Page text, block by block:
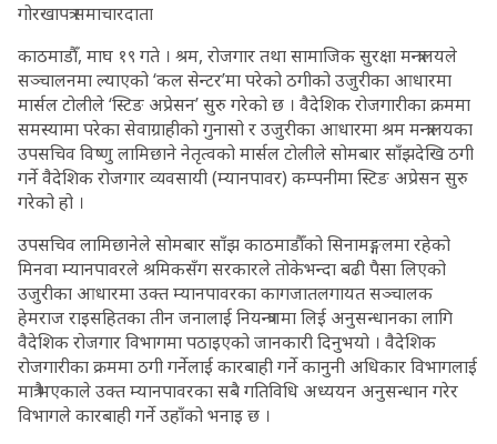
गोरखापत्र समाचारदाता
काठमाडौँ, माघ १९ गते । श्रम, रोजगार तथा सामाजिक सुरक्षा मन्त्रालयले
सञ्चालनमा ल्याएको ‘कल सेन्टर’मा परेको ठगीको उजुरीका आधारमा
मार्सल टोलीले ‘स्टिङ अप्रेसन’ सुरु गरेको छ । वैदेशिक रोजगारीका क्रममा
समस्यामा परेका सेवाग्राहीको गुनासो र उजुरीका आधारमा श्रम मन्त्रालयका
उपसचिव विष्णु लामिछाने नेतृत्वको मार्सल टोलीले सोमबार साँझदेखि ठगी
गर्ने वैदेशिक रोजगार व्यवसायी (म्यानपावर) कम्पनीमा स्टिङ अप्रेसन सुरु
गरेको हो ।
उपसचिव लामिछानेले सोमबार साँझ काठमाडौँको सिनामङ्गलमा रहेको
मिनवा म्यानपावरले श्रमिकसँग सरकारले तोकेभन्दा बढी पैसा लिएको
उजुरीका आधारमा उक्त म्यानपावरका कागजातलगायत सञ्चालक
हेमराज राइसहितका तीन जनालाई नियन्त्रणमा लिई अनुसन्धानका लागि
वैदेशिक रोजगार विभागमा पठाइएको जानकारी दिनुभयो । वैदेशिक
रोजगारीका क्रममा ठगी गर्नेलाई कारबाही गर्ने कानुनी अधिकार विभागलाई
मात्रै भएकाले उक्त म्यानपावरका सबै गतिविधि अध्ययन अनुसन्धान गरेर
विभागले कारबाही गर्ने उहाँको भनाइ छ ।